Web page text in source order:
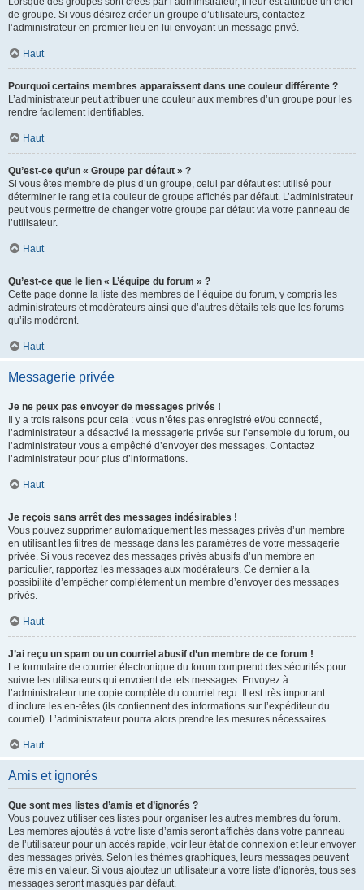
de groupe. Si vous désirez créer un groupe d’utilisateurs, contactez
l’administrateur en premier lieu en lui envoyant un message privé.
Haut
Pourquoi certains membres apparaissent dans une couleur différente ?
L’administrateur peut attribuer une couleur aux membres d’un groupe pour les
rendre facilement identifiables.
Haut
Qu’est-ce qu’un « Groupe par défaut » ?
Si vous êtes membre de plus d’un groupe, celui par défaut est utilisé pour
déterminer le rang et la couleur de groupe affichés par défaut. L’administrateur
peut vous permettre de changer votre groupe par défaut via votre panneau de
l’utilisateur.
Haut
Qu’est-ce que le lien « L’équipe du forum » ?
Cette page donne la liste des membres de l’équipe du forum, y compris les
administrateurs et modérateurs ainsi que d’autres détails tels que les forums
qu’ils modèrent.
Haut
Messagerie privée
Je ne peux pas envoyer de messages privés !
Il y a trois raisons pour cela : vous n’êtes pas enregistré et/ou connecté,
l’administrateur a désactivé la messagerie privée sur l’ensemble du forum, ou
l’administrateur vous a empêché d’envoyer des messages. Contactez
l’administrateur pour plus d’informations.
Haut
Je reçois sans arrêt des messages indésirables !
Vous pouvez supprimer automatiquement les messages privés d’un membre
en utilisant les filtres de message dans les paramètres de votre messagerie
privée. Si vous recevez des messages privés abusifs d’un membre en
particulier, rapportez les messages aux modérateurs. Ce dernier a la
possibilité d’empêcher complètement un membre d’envoyer des messages
privés.
Haut
J’ai reçu un spam ou un courriel abusif d’un membre de ce forum !
Le formulaire de courrier électronique du forum comprend des sécurités pour
suivre les utilisateurs qui envoient de tels messages. Envoyez à
l’administrateur une copie complète du courriel reçu. Il est très important
d’inclure les en-têtes (ils contiennent des informations sur l’expéditeur du
courriel). L’administrateur pourra alors prendre les mesures nécessaires.
Haut
Amis et ignorés
Que sont mes listes d’amis et d’ignorés ?
Vous pouvez utiliser ces listes pour organiser les autres membres du forum.
Les membres ajoutés à votre liste d’amis seront affichés dans votre panneau
de l’utilisateur pour un accès rapide, voir leur état de connexion et leur envoyer
des messages privés. Selon les thèmes graphiques, leurs messages peuvent
être mis en valeur. Si vous ajoutez un utilisateur à votre liste d’ignorés, tous ses
messages seront masqués par défaut.